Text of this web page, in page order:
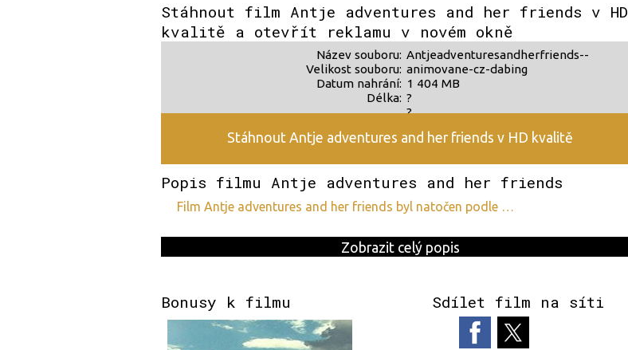
Stáhnout film Antje adventures and her friends v HD
kvalitě a otevřít reklamu v novém okně
Název souboru:
Velikost souboru:
Datum nahrání:
Délka:
Antjeadventuresandherfriends--
animovane-cz-dabing
1 404 MB
?
?
Stáhnout Antje adventures and her friends v HD kvalitě
Popis filmu Antje adventures and her friends
film Antje adventures and her friends byl natočen podle …
Zobrazit celý popis
Bonusy k filmu Sdílet film na síti